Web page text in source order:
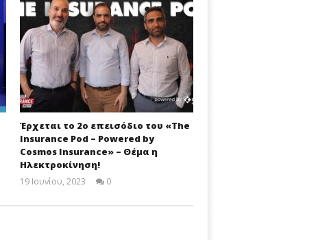
Έρχεται το 2ο επεισόδιο του «The
Insurance Pod – Powered by
Cosmos Insurance» – Θέμα η
Ηλεκτροκίνηση!
19 Ιουνίου, 2023
Insurance
0